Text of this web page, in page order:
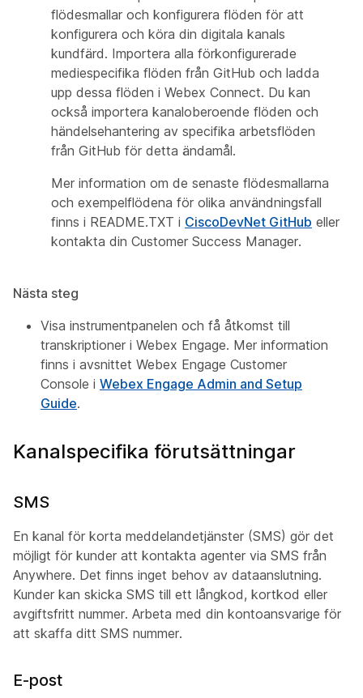
flödesmallar och konfigurera flöden för att
konfigurera och köra din digitala kanals
kundfärd. Importera alla förkonfigurerade
mediespecifika flöden från GitHub och ladda
upp dessa flöden i Webex Connect. Du kan
också importera kanaloberoende flöden och
händelsehantering av specifika arbetsflöden
från GitHub för detta ändamål.
Mer information om de senaste flödesmallarna
och exempelflödena för olika användningsfall
finns i README.TXT i CiscoDevNet GitHub eller
kontakta din Customer Success Manager.
Nästa steg
Visa instrumentpanelen och få åtkomst till
transkriptioner i Webex Engage. Mer information
finns i avsnittet Webex Engage Customer
Console i Webex Engage Admin and Setup
Guide.
Kanalspecifika förutsättningar
SMS
En kanal för korta meddelandetjänster (SMS) gör det
möjligt för kunder att kontakta agenter via SMS från
Anywhere. Det finns inget behov av dataanslutning.
Kunder kan skicka SMS till ett långkod, kortkod eller
avgiftsfritt nummer. Arbeta med din kontoansvarige för
att skaffa ditt SMS nummer.
E-post